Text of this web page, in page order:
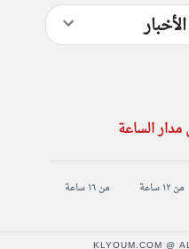
الساعة
من ١٢ ساعة من ١٦ ساعة